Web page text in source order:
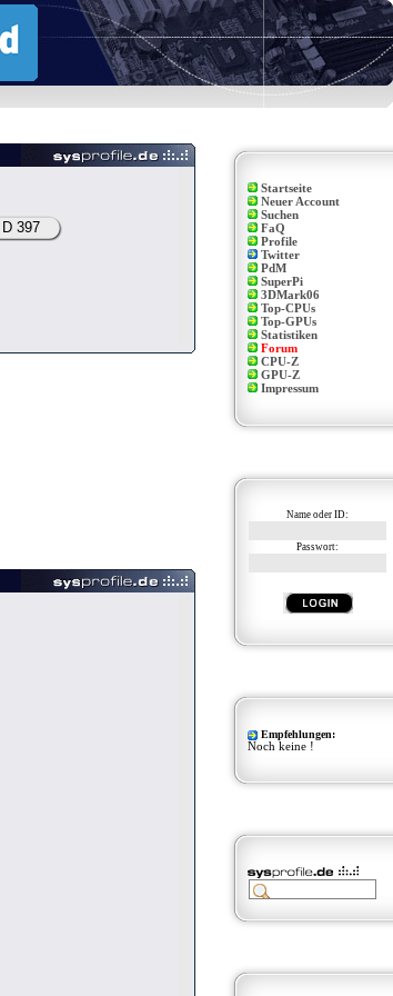
D 397
Startseite
Neuer Account
Suchen
FaQ
Profile
Twitter
PdM
SuperPi
3DMark06
Top-CPUs
Top-GPUs
Statistiken
Forum
CPU-Z
GPU-Z
Impressum
Name oder ID:
Passwort:
Empfehlungen:
Noch keine !